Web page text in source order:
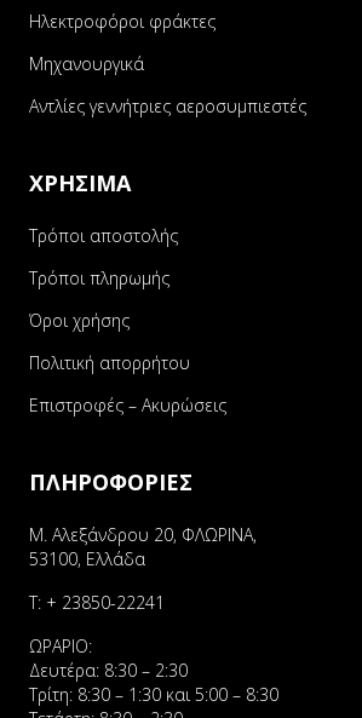
Ηλεκτροφόροι φράκτες
Μηχανουργικά
Αντλίες γεννήτριες αεροσυμπιεστές
ΧΡΗΣΙΜΑ
Τρόποι αποστολής
Τρόποι πληρωμής
Όροι χρήσης
Πολιτική απορρήτου
Επιστροφές – Ακυρώσεις
ΠΛΗΡΟΦΟΡΙΕΣ
Μ. Αλεξάνδρου 20, ΦΛΩΡΙΝΑ,
53100, Ελλάδα
Τ: + 23850-22241
ΩΡΑΡΙΟ:
Δευτέρα: 8:30 – 2:30
Τρίτη: 8:30 – 1:30 και 5:00 – 8:30